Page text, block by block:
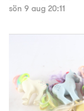
sön 9 aug 20:11